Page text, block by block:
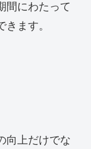
間にわたって
ます。
向上だけでな